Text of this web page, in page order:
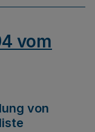
vom
von